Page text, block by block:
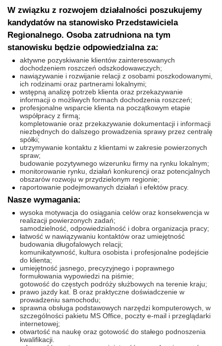
W związku z rozwojem działalności poszukujemy
kandydatów na stanowisko Przedstawiciela
Regionalnego. Osoba zatrudniona na tym
stanowisku będzie odpowiedzialna za:
aktywne pozyskiwanie klientów zainteresowanych
dochodzeniem roszczeń odszkodowawczych;
nawiązywanie i rozwijanie relacji z osobami poszkodowanymi,
ich rodzinami oraz partnerami lokalnymi;
wstępną analizę potrzeb klienta oraz przekazywanie
informacji o możliwych formach dochodzenia roszczeń;
profesjonalne wsparcie klienta na początkowym etapie
współpracy z firmą;
kompletowanie oraz przekazywanie dokumentacji i informacji
niezbędnych do dalszego prowadzenia sprawy przez centralę
spółki;
utrzymywanie kontaktu z klientami w zakresie powierzonych
spraw;
budowanie pozytywnego wizerunku firmy na rynku lokalnym;
monitorowanie rynku, działań konkurencji oraz potencjalnych
obszarów rozwoju w przydzielonym regionie;
raportowanie podejmowanych działań i efektów pracy.
Nasze wymagania:
wysoka motywacja do osiągania celów oraz konsekwencja w
realizacji powierzonych zadań;
samodzielność, odpowiedzialność i dobra organizacja pracy;
łatwość w nawiązywaniu kontaktów oraz umiejętność
budowania długofalowych relacji;
komunikatywność, kultura osobista i profesjonalne podejście
do klienta;
umiejętność jasnego, precyzyjnego i poprawnego
formułowania wypowiedzi na piśmie;
gotowość do częstych podróży służbowych na terenie kraju;
prawo jazdy kat. B oraz praktyczne doświadczenie w
prowadzeniu samochodu;
sprawna obsługa podstawowych narzędzi komputerowych, w
szczególności pakietu MS Office, poczty e-mail i przeglądarki
internetowej;
otwartość na naukę oraz gotowość do stałego podnoszenia
kwalifikacji.